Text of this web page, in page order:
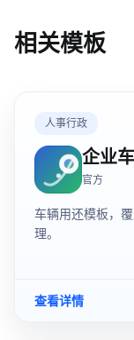
相关模板
人事行政
企业
官方
车辆用还模板，
理。
查看详情